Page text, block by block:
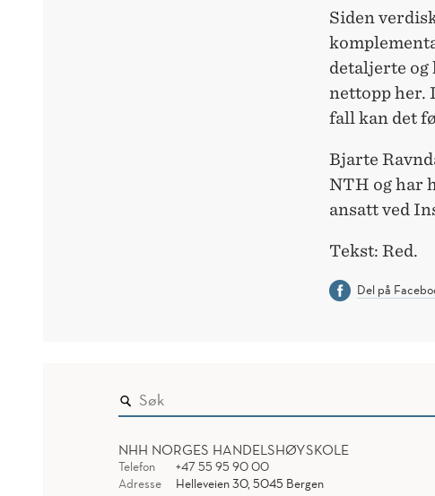
Siden
detaljerte
nettopp her.
fall kan det
Bjarte
NTH og har
ansatt ved
Tekst: Red.
Del på
NHH NORGES HANDELSHØYSKOLE
Telefon
+47 55 95 90 00
Adresse
Helleveien 30, 5045 Bergen